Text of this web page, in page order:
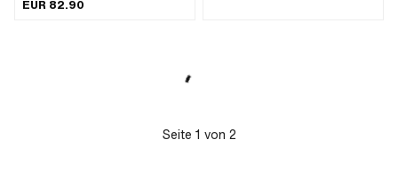
EUR 82.90
Seite 1 von 2